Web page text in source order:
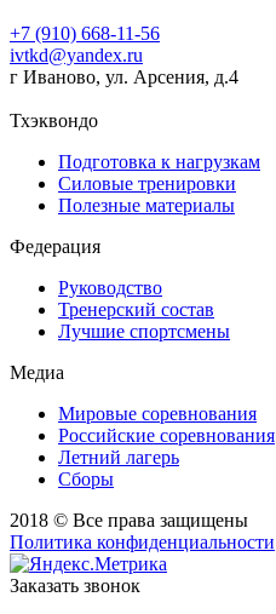
+7 (910) 668-11-56
ivtkd@yandex.ru
г Иваново, ул. Арсения, д.4
Тхэквондо
Подготовка к нагрузкам
Силовые тренировки
Полезные материалы
Федерация
Руководство
Тренерский состав
Лучшие спортсмены
Медиа
Мировые соревнования
Российские соревнования
Летний лагерь
Сборы
2018 © Все права защищены
Политика конфиденциальности
Заказать звонок